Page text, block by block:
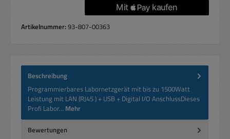
Artikelnummer:93-807-00363
Beschreibung
Programmierbares Labornetzgerät mit bis zu 1500Watt
Leistung mit LAN (RJ45 ) + USB + Digital I/O AnschlussDieses
Profi Labor… Mehr
Bewertungen